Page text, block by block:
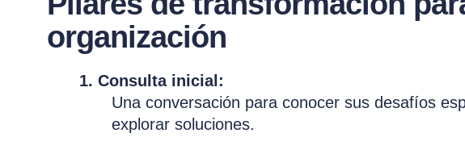
organización
1. Consulta inicial:
Una conversación para conocer sus desafíos
explorar soluciones.